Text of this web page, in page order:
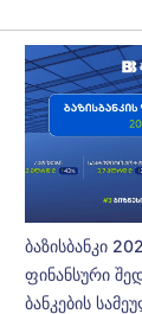
ბაზისბანკი
ფინანსური
ბანკების